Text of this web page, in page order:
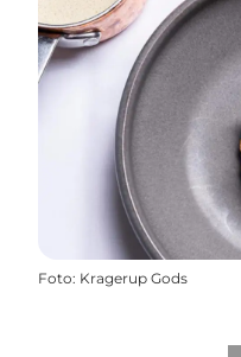
Foto: Kragerup Gods